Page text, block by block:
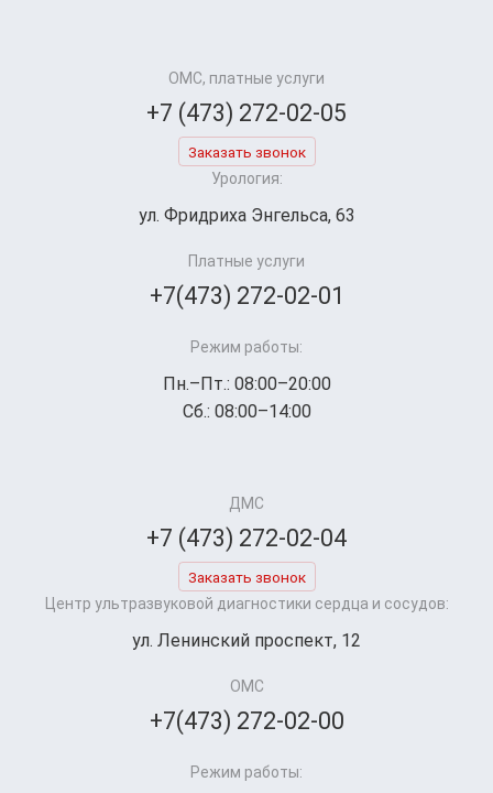
ОМС, платные услуги
+7 (473) 272-02-05
Заказать звонок
Урология:
ул. Фридриха Энгельса, 63
Платные услуги
+7(473) 272-02-01
Режим работы:
Пн.–Пт.: 08:00–20:00
Сб.: 08:00–14:00
ДМС
+7 (473) 272-02-04
Заказать звонок
Центр ультразвуковой диагностики сердца и сосудов:
ул. Ленинский проспект, 12
ОМС
+7(473) 272-02-00
Режим работы: